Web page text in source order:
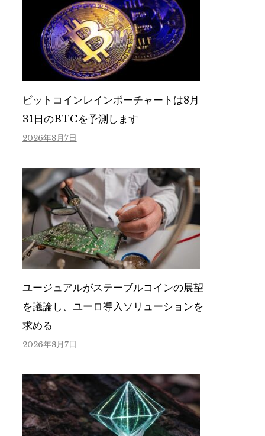
ビットコインレインボーチャートは8月
31日のBTCを予測します
2026年8月7日
ユージュアルがステーブルコインの展望
を議論し、ユーロ導入ソリューションを
求める
2026年8月7日